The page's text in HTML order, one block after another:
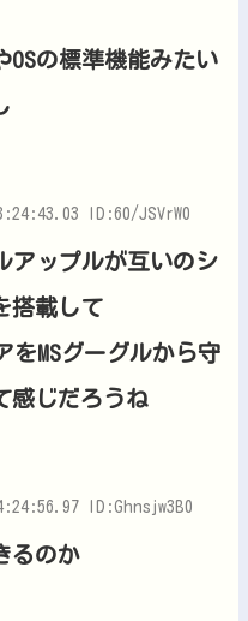
OSの標準機能みたい
ID:60/JSVrW0
アップルが互いのシ
搭載して
をMSグーグルから守
感じだろうね
ID:Ghnsjw3B0
るのか